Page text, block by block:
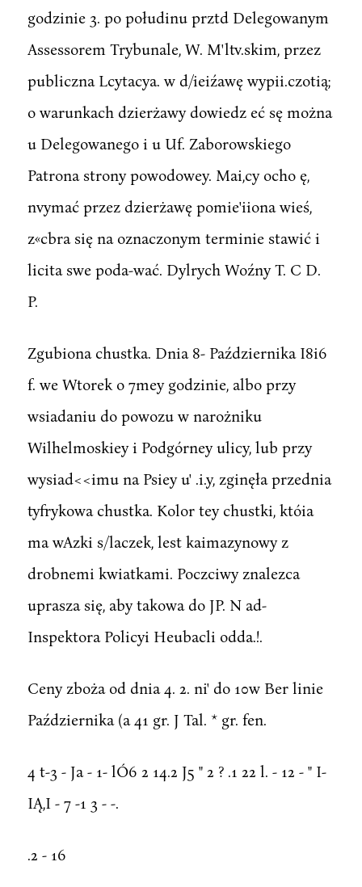
godzinie 3. po połudinu prztd Delegowanym
Assessorem Trybunale, W. M'ltv.skim, przez
publiczna Lcytacya. w d/ieiźawę wypii.czotią;
o warunkach dzierżawy dowiedz eć sę można
u Delegowanego i u Uf. Zaborowskiego
Patrona strony powodowey. Mai,cy ocho ę,
nvymać przez dzierżawę pomie'iiona wieś,
z«cbra się na oznaczonym terminie stawić i
licita swe poda-wać. Dylrych Woźny T. C D.
P.
Zgubiona chustka. Dnia 8- Października I8i6
f. we Wtorek o 7mey godzinie, albo przy
wsiadaniu do powozu w narożniku
Wilhelmoskiey i Podgórney ulicy, lub przy
wysiad<<imu na Psiey u' .i.y, zginęła przednia
tyfrykowa chustka. Kolor tey chustki, któia
ma wAzki s/laczek, lest kaimazynowy z
drobnemi kwiatkami. Poczciwy znalezca
uprasza się, aby takowa do JP. N ad-
Inspektora Policyi Heubacli odda.!.
Ceny zboża od dnia 4. 2. ni' do 10w Ber linie
Października (a 41 gr. J Tal. * gr. fen.
4 t-3 - Ja - 1- lÓ6 2 14.2 J5 " 2 ? .1 22 l. - 12 - " I-
IĄ,I - 7 -1 3 - -.
.2 - 16